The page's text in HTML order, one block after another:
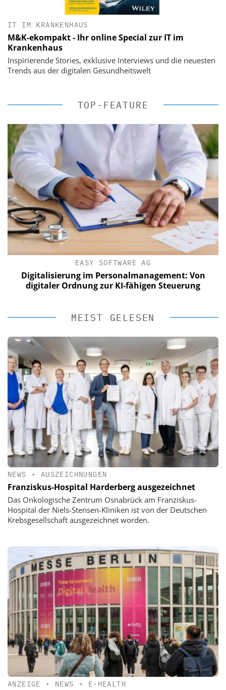
IT IM KRANKENHAUS
M&K-ekompakt - Ihr online Special zur IT im
Krankenhaus
Inspirierende Stories, exklusive Interviews und die neuesten
Trends aus der digitalen Gesundheitswelt
TOP-FEATURE
EASY SOFTWARE AG
Digitalisierung im Personalmanagement: Von
digitaler Ordnung zur KI-fähigen Steuerung
MEIST GELESEN
NEWS • AUSZEICHNUNGEN
Franziskus-Hospital Harderberg ausgezeichnet
Das Onkologische Zentrum Osnabrück am Franziskus-
Hospital der Niels-Stensen-Kliniken ist von der Deutschen
Krebsgesellschaft ausgezeichnet worden.
ANZEIGE • NEWS • E-HEALTH